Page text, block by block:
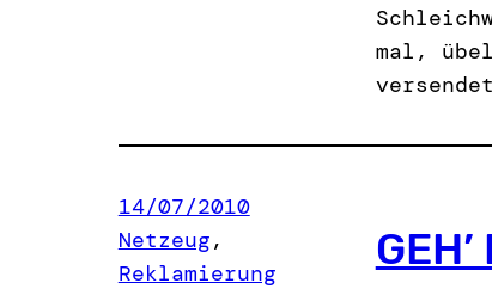
mal,
14/07/2010
Netzeug
Reklamierung